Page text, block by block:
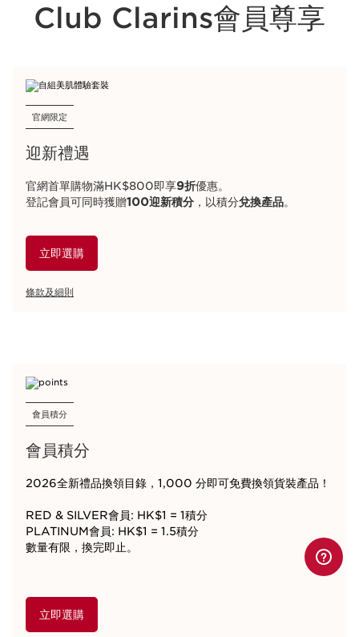
Club Clarins會員尊享
官網限定
迎新禮遇
官網首單購物滿HK$800即享9折優惠。
登記會員可同時獲贈100迎新積分 ，以積分兌換產品。
立即選購
條款及細則
會員積分
會員積分
2026全新禮品換領目錄，1,000 分即可免費換領貨裝產品！
RED & SILVER會員: HK$1 = 1積分
PLATINUM會員: HK$1 = 1.5積分
數量有限，換完即止。
立即選購